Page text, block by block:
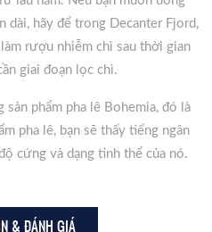
hãy để trong Decanter Fjord,
rượu nhiễm chì sau thời gian
giai đoạn lọc chì.
phẩm pha lê Bohemia, đó là
pha lê, bạn sẽ thấy tiếng ngân
cứng và dạng tinh thể của nó.
& ĐÁNH GIÁ